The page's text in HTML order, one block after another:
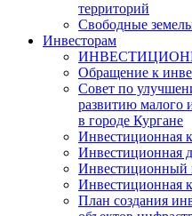
территорий
Свободные
Инвесторам
Обращение к
Совет по
развитию малого
в городе Кургане
Инвестиционная
Инвестиционная
Инвестиционный
Инвестиционная
План создания